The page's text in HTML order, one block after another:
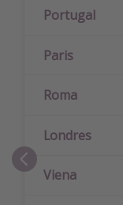
Portugal
Paris
Roma
Londres
Viena